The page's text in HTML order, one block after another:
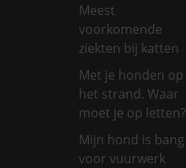
Meest
voorkomende
ziekten bij katten
Met je honden op
het strand. Waar
moet je op letten?
Mijn hond is bang
voor vuurwerk